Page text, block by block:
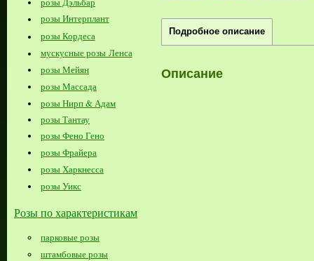
розы Интерплант
розы Кордеса
мускусные розы Ленса
розы Мейян
розы Массада
розы Нирп & Адам
розы Тантау
розы Фено Гено
розы Фрайера
розы Харкнесса
розы Уикс
Розы по характеристикам
парковые розы
штамбовые розы
Подробное описание
Описание